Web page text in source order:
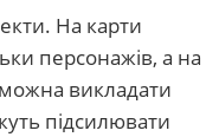
На карти
персонажів, а на
викладати
підсилювати